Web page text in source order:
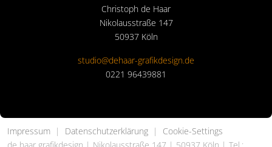
Christoph de Haar
Nikolausstraße 147
50937 Köln
studio@dehaar-grafikdesign.de
0221 96439881
Impressum | Datenschutzerklärung | Cookie-Settings